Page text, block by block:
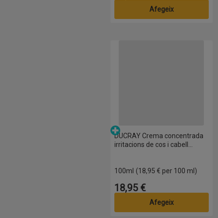
Afegeix
Parafarmàcia
DUCRAY Crema concentrada
irritacions de cos i cabell
100ml (18,95 € per 100 ml)
Preu
18,95 €
Afegeix